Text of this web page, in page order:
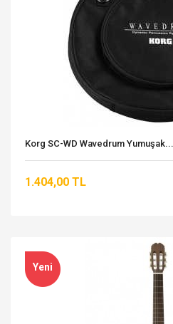
Korg SC-WD Wavedrum Yumuşak...
1.404,00 TL
Yeni